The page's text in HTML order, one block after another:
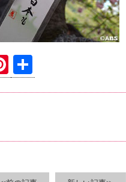
Pi
nt
st
有